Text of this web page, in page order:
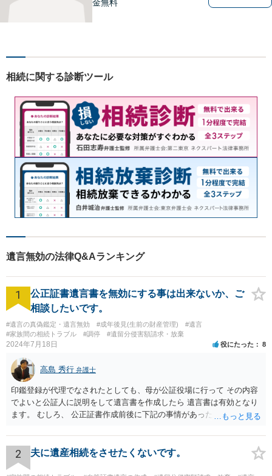
金無料
相続に関する診断ツール
遺言無効の法律Q&Aランキング
1
公正証書遺言書を無効にする事は出来ないか、ご
相談したいです。
#遺言の真偽鑑定・遺言無効 #成年後見(生前の財産管理)
#遺言
#家族間の相続トラブル
#調停 #遺留分侵害額請求・放棄
2024年7月18日 役にたった 8
高島 秀行 弁護士
印鑑登録が代理でなされたとしても、母が公証役場に行って その内容
でよいと公証人に説明をして遺言書を作成したら 遺言書は有効となり
ます。 むしろ、 公正証書作成前後に下記の事情があったことが証明で
月に携帯が新しくなった母からの第一声は「ここにいたら殺される」
「面会に来てくれ」で、長男に聞くと「面会は出来ない。俺は携帯電
話の使い方を教える為に会っている」「母の話は聞かなくて良い」と
2 夫に遺産相続をさせたくないです。